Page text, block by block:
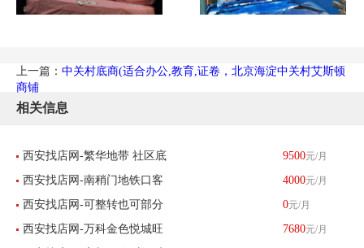
上一篇： 中关村底商(适合办公,教育,证卷，北京海淀中关村艾斯顿
商铺
相关信息
西安找店网-繁华地带 社区底
商 小吃店 转让-已转让
9500元/月
西安找店网-南稍门地铁口客
流量大婚纱店转让-已转让
4000元/月
西安找店网-可整转也可部分
招租（母婴用品）-已转让
0元/月
西安找店网-万科金色悦城旺 7680元/月